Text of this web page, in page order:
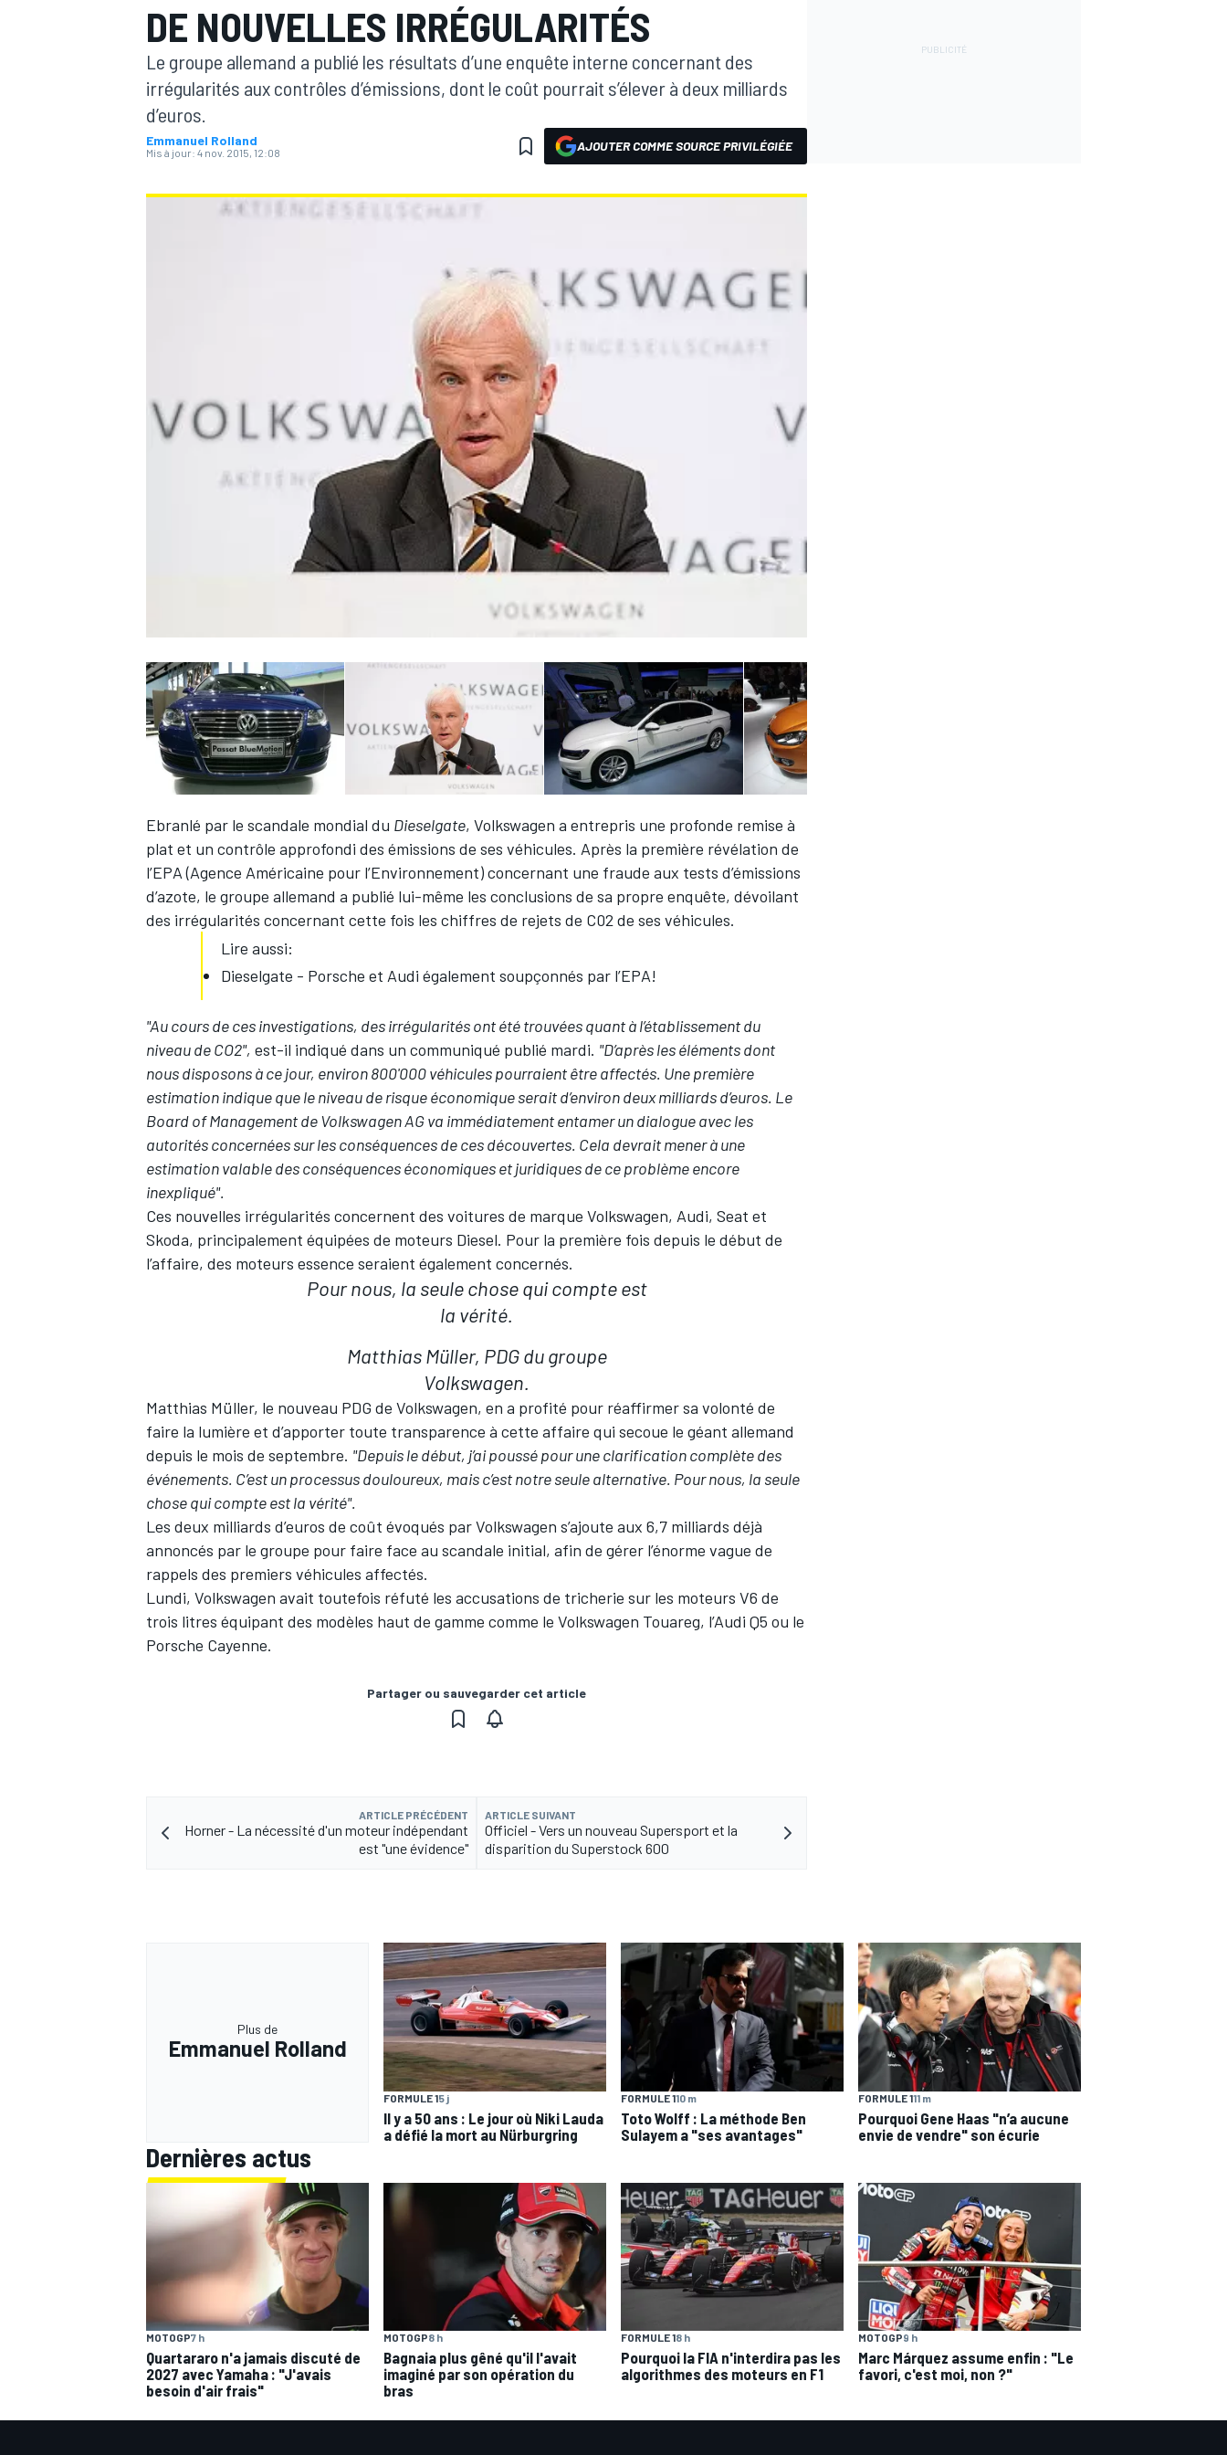
MOTOGP
WEC
DE NOUVELLES IRRÉGULARITÉS
Le groupe allemand a publié les résultats d’une enquête interne concernant des
irrégularités aux contrôles d’émissions, dont le coût pourrait s’élever à deux milliards
d’euros.
Emmanuel Rolland
Mis à jour: 4 nov. 2015, 12:08 AJOUTER COMME SOURCE PRIVILÉGIÉE
Ebranlé par le scandale mondial du Dieselgate, Volkswagen a entrepris une profonde remise à
plat et un contrôle approfondi des émissions de ses véhicules. Après la première révélation de
l’EPA (Agence Américaine pour l’Environnement) concernant une fraude aux tests d’émissions
d’azote, le groupe allemand a publié lui-même les conclusions de sa propre enquête, dévoilant
des irrégularités concernant cette fois les chiffres de rejets de C02 de ses véhicules.
Lire aussi:
Dieselgate - Porsche et Audi également soupçonnés par l’EPA!
"Au cours de ces investigations, des irrégularités ont été trouvées quant à l’établissement du
niveau de CO2", est-il indiqué dans un communiqué publié mardi. "D’après les éléments dont
nous disposons à ce jour, environ 800'000 véhicules pourraient être affectés. Une première
estimation indique que le niveau de risque économique serait d’environ deux milliards d’euros. Le
Board of Management de Volkswagen AG va immédiatement entamer un dialogue avec les
autorités concernées sur les conséquences de ces découvertes. Cela devrait mener à une
estimation valable des conséquences économiques et juridiques de ce problème encore
inexpliqué".
Ces nouvelles irrégularités concernent des voitures de marque Volkswagen, Audi, Seat et
Skoda, principalement équipées de moteurs Diesel. Pour la première fois depuis le début de
l’affaire, des moteurs essence seraient également concernés.
Pour nous, la seule chose qui compte est
la vérité.
Matthias Müller, PDG du groupe
Volkswagen.
Matthias Müller, le nouveau PDG de Volkswagen, en a profité pour réaffirmer sa volonté de
faire la lumière et d’apporter toute transparence à cette affaire qui secoue le géant allemand
depuis le mois de septembre. "Depuis le début, j’ai poussé pour une clarification complète des
événements. C’est un processus douloureux, mais c’est notre seule alternative. Pour nous, la seule
chose qui compte est la vérité".
Les deux milliards d’euros de coût évoqués par Volkswagen s’ajoute aux 6,7 milliards déjà
annoncés par le groupe pour faire face au scandale initial, afin de gérer l’énorme vague de
rappels des premiers véhicules affectés.
Lundi, Volkswagen avait toutefois réfuté les accusations de tricherie sur les moteurs V6 de
trois litres équipant des modèles haut de gamme comme le Volkswagen Touareg, l’Audi Q5 ou le
Porsche Cayenne.
Partager ou sauvegarder cet article
ARTICLE PRÉCÉDENT
Horner - La nécessité d'un moteur indépendant
est "une évidence"
ARTICLE SUIVANT
Officiel - Vers un nouveau Supersport et la
disparition du Superstock 600
Plus de
Emmanuel Rolland
FORMULE 15 j
Il y a 50 ans : Le jour où Niki Lauda
a défié la mort au Nürburgring
FORMULE 110 m
Toto Wolff : La méthode Ben
Sulayem a "ses avantages"
FORMULE 111 m
Pourquoi Gene Haas "n’a aucune
envie de vendre" son écurie
Dernières actus
MOTOGP7 h
Quartararo n'a jamais discuté de
2027 avec Yamaha : "J'avais
besoin d'air frais"
MOTOGP8 h
Bagnaia plus gêné qu'il l'avait
imaginé par son opération du
bras
FORMULE 18 h
Pourquoi la FIA n'interdira pas les
algorithmes des moteurs en F1
MOTOGP9 h
Marc Márquez assume enfin : "Le
favori, c'est moi, non ?"